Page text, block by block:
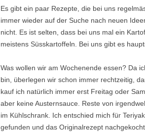
Es gibt ein paar Rezepte, die bei uns
immer wieder auf der Suche nach neuen
nicht. Es ist selten, dass bei uns mal ein
meistens Süsskartoffeln. Bei uns gibt es
Was wollen wir am Wochenende essen? Da
bin, überlegen wir schon immer rechtzeitig,
kauf ich natürlich immer erst Freitag oder
aber keine Austernsauce. Reste von
im Kühlschrank. Ich entschied mich für
gefunden und das Originalrezept nachgekocht.